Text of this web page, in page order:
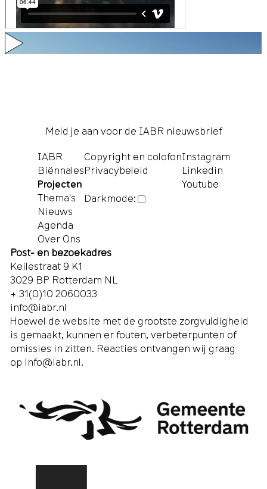
Meld je aan voor de IABR nieuwsbrief
IABR
Biënnales
Projecten
Thema's
Nieuws
Agenda
Over Ons
Copyright en colofon
Privacybeleid
Darkmode:
Instagram
Linkedin
Youtube
Post- en bezoekadres
Keilestraat 9 K1
3029 BP Rotterdam NL
+ 31(0)10 2060033
info@iabr.nl
Hoewel de website met de grootste zorgvuldigheid
is gemaakt, kunnen er fouten, verbeterpunten of
omissies in zitten. Reacties ontvangen wij graag
op info@iabr.nl.